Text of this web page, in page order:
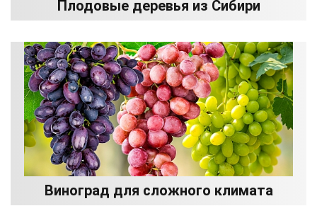
Плодовые деревья из Сибири
Виноград для сложного климата